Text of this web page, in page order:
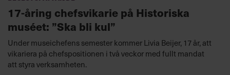
17-åring chefsvikarie på Historiska
muséet: ”Ska bli kul”
Under museichefens semester kommer Livia Beijer, 17 år, att
vikariera på chefspositionen i två veckor med fullt mandat
att styra verksamheten.